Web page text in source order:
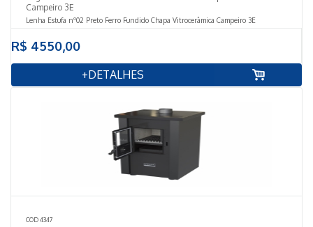
Campeiro 3E
Lenha Estufa nº02 Preto Ferro Fundido Chapa Vitrocerâmica Campeiro 3E
R$ 4550,00
+DETALHES
COD 4347